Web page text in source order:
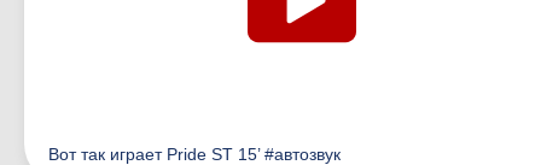
Вот так играет Pride ST 15’ #автозвук